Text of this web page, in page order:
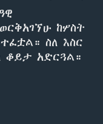
ከሦስት
ስለ እስር
ቆይታ አድርጓል።